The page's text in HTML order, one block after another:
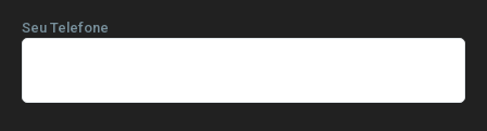
Seu Telefone